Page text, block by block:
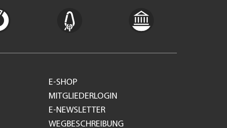
E-SHOP
MITGLIEDERLOGIN
E-NEWSLETTER
WEGBESCHREIBUNG